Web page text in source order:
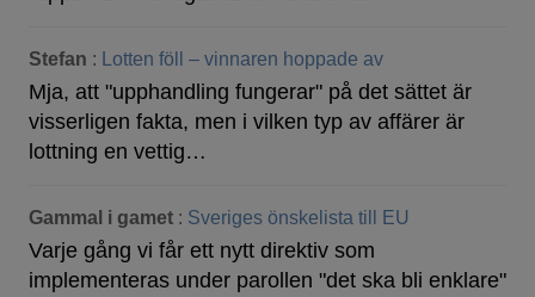
Stefan : Lotten föll – vinnaren hoppade av
Mja, att "upphandling fungerar" på det sättet är
visserligen fakta, men i vilken typ av affärer är
lottning en vettig…
Gammal i gamet : Sveriges önskelista till EU
Varje gång vi får ett nytt direktiv som
implementeras under parollen "det ska bli enklare"